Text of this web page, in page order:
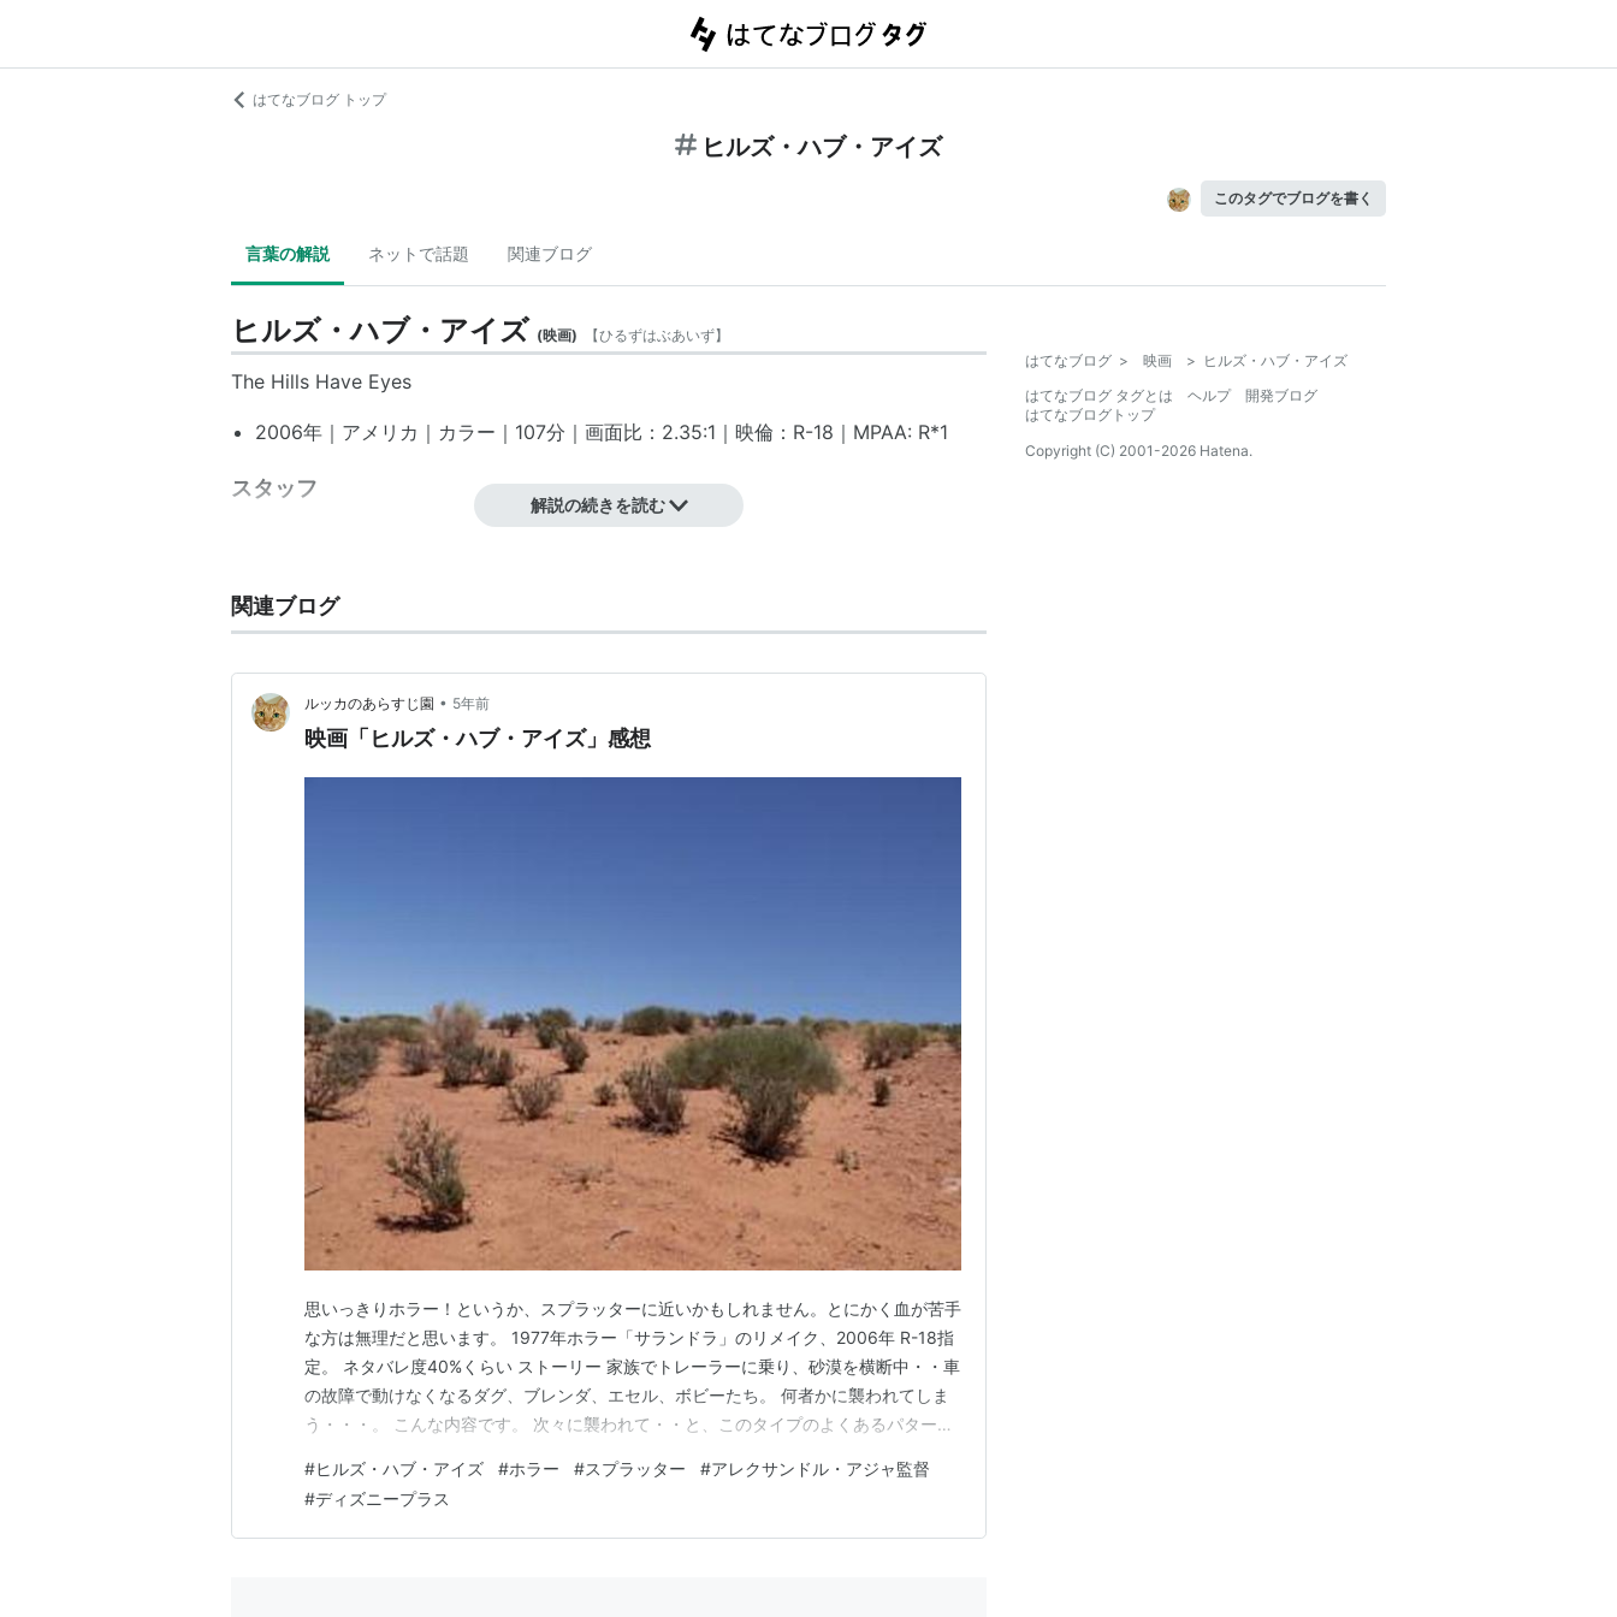
はてなブログ トップ
ヒルズ・ハブ・アイズ
このタグでブログを書く
言葉の解説 ネットで話題 関連ブログ
ヒルズ・ハブ・アイズ (映画) 【ひるずはぶあいず】
The Hills Have Eyes
2006年｜アメリカ｜カラー｜107分｜画面比：2.35:1｜映倫：R-18｜MPAA: R*1
スタッフ
脚本：アレクサンドル・アジャ
撮影：マキシム・アレクサンドル
編集：バクステール
音楽：トムアンドアンディ
トム・バウアー
ビリー・ドラゴ
ロバート・ジョイ
テッド・レヴィン
車の故障によって、とある一家が紛れ込んだ荒野。そこは核実験の放射能によって奇形
化した食人一家の住処だった・・・！！
ウェス・クレイヴンの『 サランドラ
』（1977年、日本公開は1984年）のリメイクは、
オリジナル版よりも高評価となった。監督にはフレンチ・スプラッター『ハイテンショ
アレクサンドル・アジャを起用。しかしその内容故、「唯一の被爆国として」20
世紀フォックス日本支社は配給を見合わせたが、独立系配給会社プレシディオによって
日本公開が決定。やきもきさせていたホラー・ファンも胸をなでおろした。
続篇の『ヒルズ・ハブ・アイズ2』も製作されたが、こちらは本国アメリカでは批評・
興行的に不発となった。
解説の続きを読む
関連ブログ
ルッカのあらすじ園 • 5年前
映画「ヒルズ・ハブ・アイズ」感想
思いっきりホラー！というか、スプラッターに近いかもしれません。とにかく血が苦手
な方は無理だと思います。 1977年ホラー「サランドラ」のリメイク、2006年 R-18指
定。 ネタバレ度40%くらい ストーリー 家族でトレーラーに乗り、砂漠を横断中・・車
の故障で動けなくなるダグ、ブレンダ、エセル、ボビーたち。 何者かに襲われてしま
う・・・。 こんな内容です。 次々に襲われて・・と、このタイプのよくあるパターン
が・・とんでもなかった。 グロはもちろん、気持ちの悪いシーンが多く、特に出血量
がすごかった。 家族の飼ってる犬…
#ヒルズ・ハブ・アイズ #ホラー #スプラッター #アレクサンドル・アジャ監督
#ディズニープラス
はてなブログ > 映画 > ヒルズ・ハブ・アイズ
はてなブログ タグとは
ヘルプ
開発ブログ
はてなブログトップ
Copyright (C) 2001-2026 Hatena.